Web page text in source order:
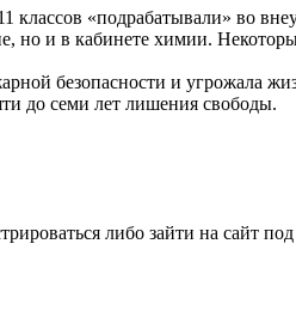
«подрабатывали» во
но и в кабинете химии.
безопасности и угрожала
до семи лет лишения свободы.
либо зайти на сайт